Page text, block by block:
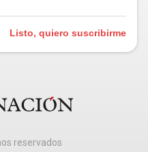
Listo, quiero suscribirme
reservados